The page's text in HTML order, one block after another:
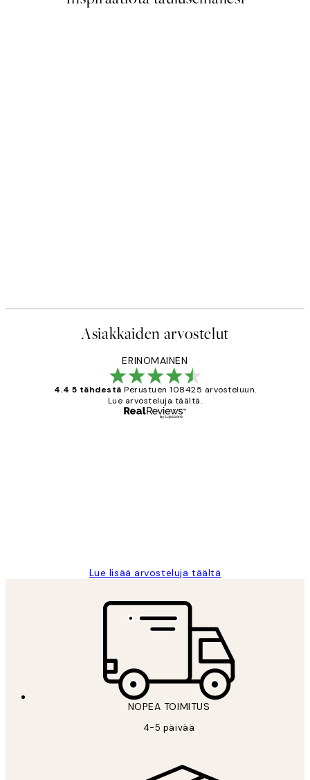
Asiakkaiden arvostelut
ERINOMAINEN
4.4 5 tähdestä Perustuen 108425 arvosteluun.
Lue arvosteluja täältä.
Lue lisää arvosteluja täältä
NOPEA TOIMITUS
4-5 päivää